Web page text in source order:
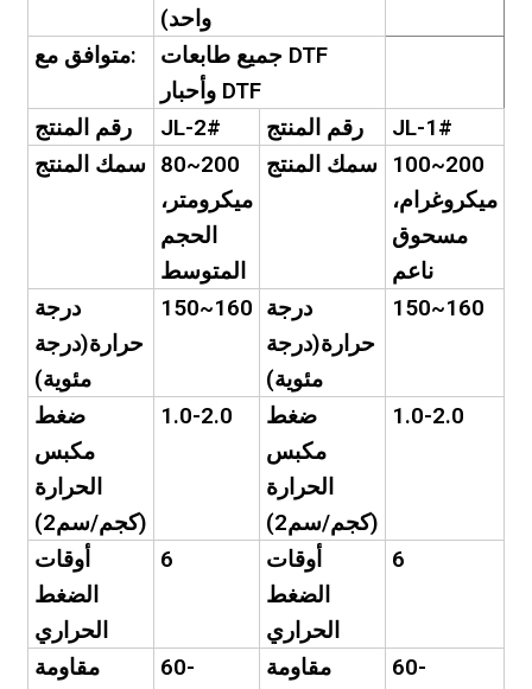
واحد)
متوافق مع:
جميع طابعات DTF
وأحبار DTF
رقم المنتج
JL-2# رقم المنتج
JL-1#
سمك المنتج
80~200
ميكرومتر،
الحجم
المتوسط
سمك المنتج
100~200
ميكروغرام،
مسحوق
ناعم
درجة
حرارة(درجة
مئوية)
150~160 درجة
حرارة(درجة
مئوية)
150~160
ضغط
مكبس
الحرارة
(كجم/سم2)
1.0-2.0
ضغط
مكبس
الحرارة
(كجم/سم2)
1.0-2.0
أوقات
الضغط
الحراري
6
أوقات
الضغط
الحراري
6
مقاومة
60-
مقاومة
60-